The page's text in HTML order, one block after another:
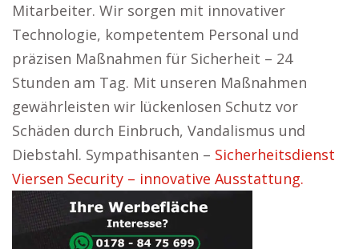
Mitarbeiter. Wir sorgen mit innovativer
Technologie, kompetentem Personal und
präzisen Maßnahmen für Sicherheit – 24
Stunden am Tag. Mit unseren Maßnahmen
gewährleisten wir lückenlosen Schutz vor
Schäden durch Einbruch, Vandalismus und
Diebstahl. Sympathisanten – Sicherheitsdienst
Viersen Security – innovative Ausstattung.